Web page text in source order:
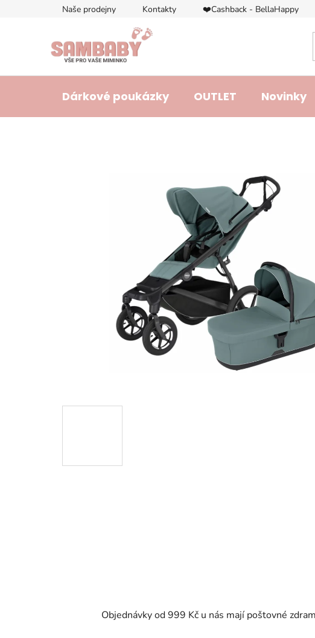
Naše prodejny Kontakty ❤️Cashback - BellaHappy
Dárkové poukázky OUTLET Novinky
Objednávky od 999 Kč u nás mají poštovné